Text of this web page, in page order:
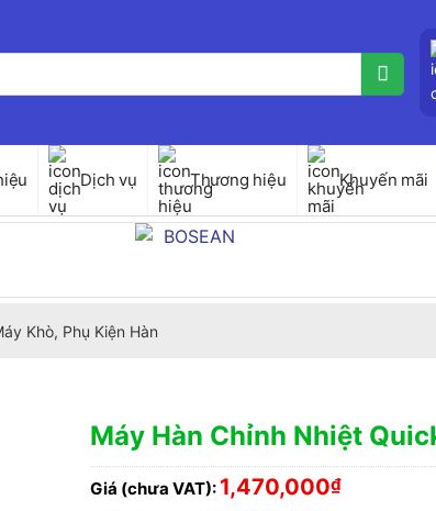
Dịch vụ Thương hiệu Khuyến mãi
Khò, Phụ Kiện Hàn
Máy Hàn Chỉnh Nhiệt
Giá (chưa VAT): 1,470,000₫